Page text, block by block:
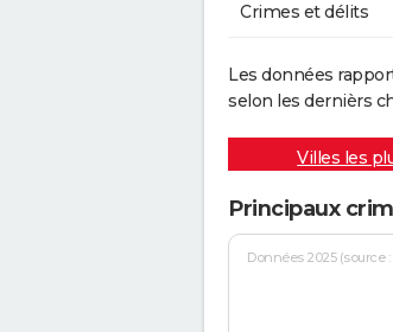
Crimes et délits
Les données
selon les dernièrs
Villes les
Principaux
Données 2025 (source